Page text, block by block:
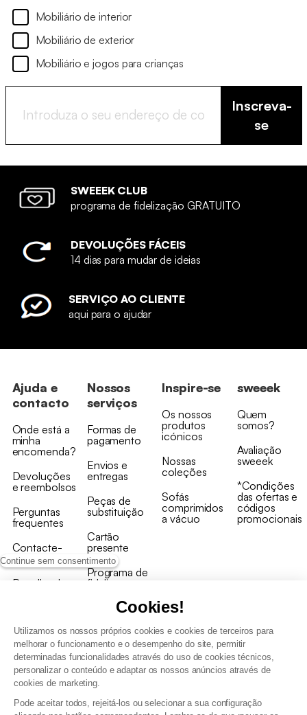
Continue sem consentimento
Cookies!
Utilizamos os nossos próprios cookies e cookies de terceiros para
melhorar o funcionamento e o desempenho do site, permitir
determinadas funcionalidades através do uso de cookies técnicos,
personalizar o conteúdo e adaptar os nossos anúncios através de
cookies de marketing.
Pode aceitar todos, rejeitá-los ou selecionar a sua configuração
Mobiliário de interior
Mobiliário de exterior
Mobiliário e jogos para crianças
Inscreva-
se
SWEEEK CLUB
programa de fidelização GRATUITO
DEVOLUÇÕES FÁCEIS
14 dias para mudar de ideias
SERVIÇO AO CLIENTE
aqui para o ajudar
Ajuda e
contacto
Onde está a
minha
encomenda?
Devoluções
e reembolsos
Perguntas
frequentes
Contacte-
nos
Recolha de
Nossos
serviços
Formas de
pagamento
Envios e
entregas
Peças de
substituição
Cartão
presente
Programa de
fidelizaçao
Inspire-se
Os nossos
produtos
icónicos
Nossas
coleções
Sofás
comprimidos
a vácuo
sweeek
Quem
somos?
Avaliação
sweeek
*Condições
das ofertas e
códigos
promocionais
Termos e Condições Gerais de Venda e Aviso Legal
Gestão de dados pessoais e política de cookies